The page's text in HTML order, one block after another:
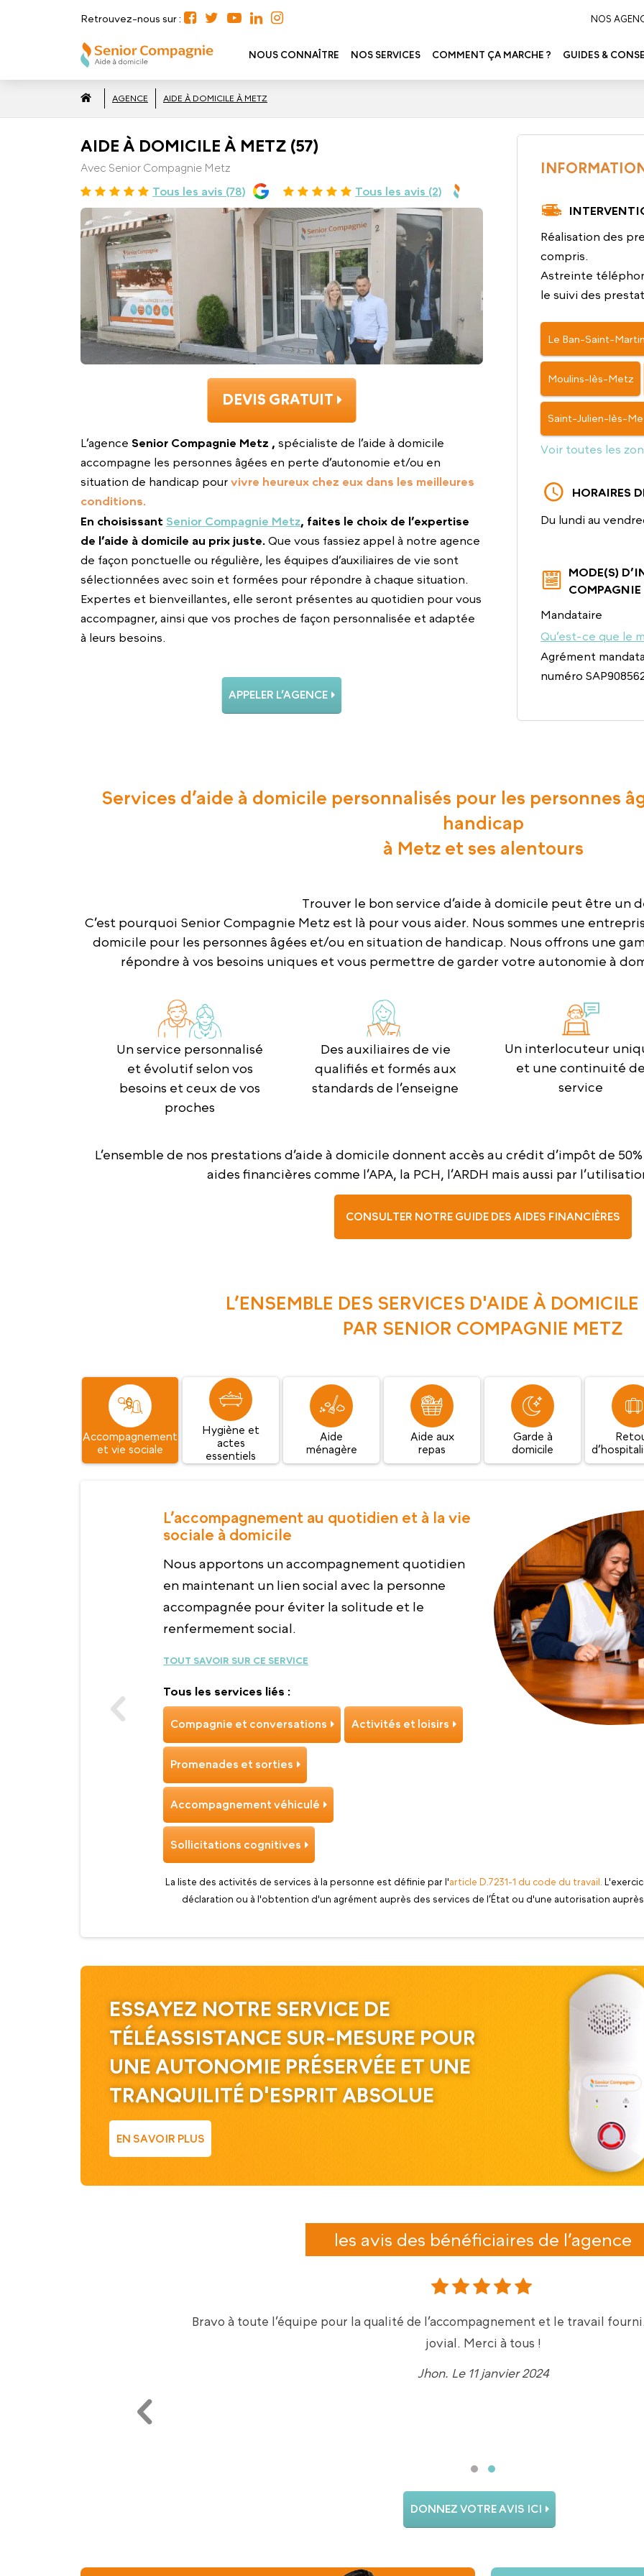
Retrouvez-nous sur : NOS
NOUS CONNAÎTRE NOS SERVICES COMMENT ÇA MARCHE ? GUIDES &
AGENCE AIDE À DOMICILE À METZ
AIDE À DOMICILE À METZ (57)
Avec Senior Compagnie Metz
Tous les avis (78) Tous les avis (2)
DEVIS GRATUIT
L’agence Senior Compagnie Metz , spécialiste de l’aide à domicile
accompagne les personnes âgées en perte d’autonomie et/ou en
situation de handicap pour vivre heureux chez eux dans les meilleures
conditions.
En choisissant Senior Compagnie Metz, faites le choix de l’expertise
de l’aide à domicile au prix juste. Que vous fassiez appel à notre agence
de façon ponctuelle ou régulière, les équipes d’auxiliaires de vie sont
sélectionnées avec soin et formées pour répondre à chaque situation.
Expertes et bienveillantes, elle seront présentes au quotidien pour vous
accompagner, ainsi que vos proches de façon personnalisée et adaptée
à leurs besoins.
APPELER L’AGENCE
Réalisation des
compris.
Astreinte
le suivi des
Le Ban-Saint-Martin
Moulins-lès-Metz
Saint-Julien-lès-
Voir toutes les
HORAIRES
Du lundi au
MODE(S)
COMPAGNIE
Mandataire
Qu’est-ce que le
Agrément
numéro
Services d’aide à domicile personnalisés pour les personnes
handicap
à Metz et ses alentours
Trouver le bon service d’aide à domicile peut être un
C’est pourquoi Senior Compagnie Metz est là pour vous aider. Nous sommes une
domicile pour les personnes âgées et/ou en situation de handicap. Nous offrons une
répondre à vos besoins uniques et vous permettre de garder votre autonomie à
Un service personnalisé
et évolutif selon vos
besoins et ceux de vos
proches
Des auxiliaires de vie
qualifiés et formés aux
standards de l’enseigne
Un interlocuteur
et une continuité de
service
L’ensemble de nos prestations d’aide à domicile donnent accès au crédit d’impôt de
aides financières comme l’APA, la PCH, l’ARDH mais aussi par
CONSULTER NOTRE GUIDE DES AIDES FINANCIÈRES
L’ENSEMBLE DES SERVICES D'AIDE À
PAR SENIOR COMPAGNIE METZ
Accompagnement
et vie sociale
Hygiène et
actes
essentiels
Aide
ménagère
Aide aux
repas
Garde à
domicile
L’accompagnement au quotidien et à la vie
sociale à domicile
Nous apportons un accompagnement quotidien
en maintenant un lien social avec la personne
accompagnée pour éviter la solitude et le
renfermement social.
TOUT SAVOIR SUR CE SERVICE
Tous les services liés :
Compagnie et conversations Activités et loisirs
Promenades et sorties
Accompagnement véhiculé
Sollicitations cognitives
La liste des activités de services à la personne est définie par l'article D.7231-1 du code du travail.
déclaration ou à l'obtention d'un agrément auprès des services de l’État ou d'une autorisation
ESSAYEZ NOTRE SERVICE DE
TÉLÉASSISTANCE SUR-MESURE POUR
UNE AUTONOMIE PRÉSERVÉE ET UNE
TRANQUILITÉ D'ESPRIT ABSOLUE
EN SAVOIR PLUS
les avis des bénéficiaires de l’agence
Senior Compagnie intervient au domicile de mes parents depuis quelques
aides et soutien apportée au quotidien sont très satisfaisants que ce soit par
DONNEZ VOTRE AVIS ICI